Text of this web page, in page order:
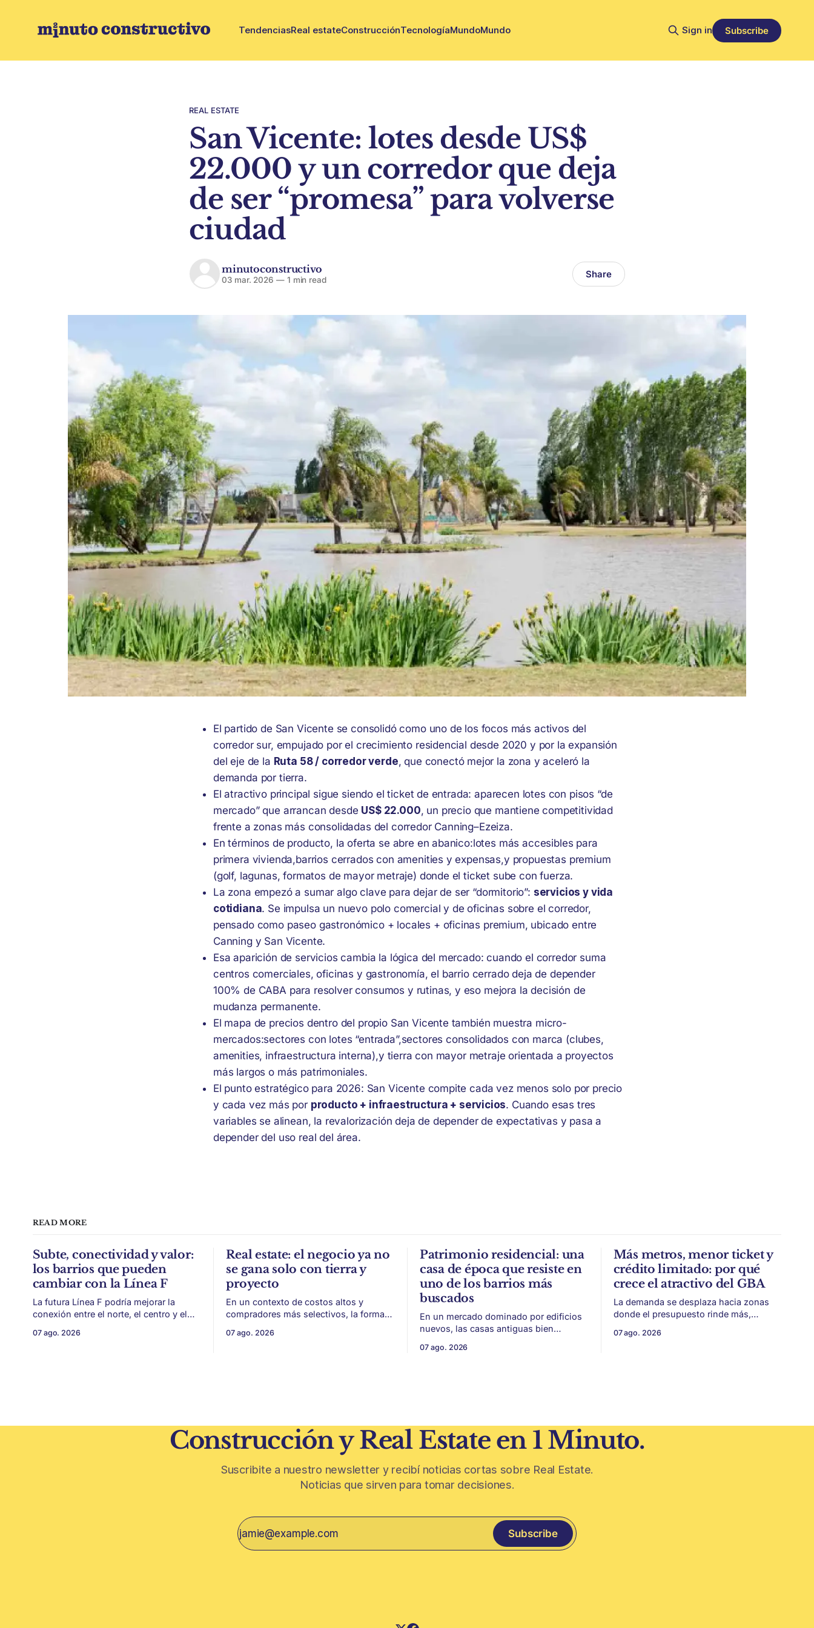
TendenciasReal estateConstrucciónTecnologíaMundoMundo Sign in Subscribe
REAL ESTATE
San Vicente: lotes desde US$
22.000 y un corredor que deja
de ser “promesa” para volverse
ciudad
minutoconstructivo
03 mar. 2026 —1 min read Share
El partido de San Vicente se consolidó como uno de los focos más activos del
corredor sur, empujado por el crecimiento residencial desde 2020 y por la expansión
del eje de la Ruta 58 / corredor verde, que conectó mejor la zona y aceleró la
demanda por tierra.
El atractivo principal sigue siendo el ticket de entrada: aparecen lotes con pisos “de
mercado” que arrancan desde US$ 22.000, un precio que mantiene competitividad
frente a zonas más consolidadas del corredor Canning–Ezeiza.
En términos de producto, la oferta se abre en abanico:lotes más accesibles para
primera vivienda,barrios cerrados con amenities y expensas,y propuestas premium
(golf, lagunas, formatos de mayor metraje) donde el ticket sube con fuerza.
La zona empezó a sumar algo clave para dejar de ser “dormitorio”: servicios y vida
cotidiana. Se impulsa un nuevo polo comercial y de oficinas sobre el corredor,
pensado como paseo gastronómico + locales + oficinas premium, ubicado entre
Canning y San Vicente.
Esa aparición de servicios cambia la lógica del mercado: cuando el corredor suma
centros comerciales, oficinas y gastronomía, el barrio cerrado deja de depender
100% de CABA para resolver consumos y rutinas, y eso mejora la decisión de
mudanza permanente.
El mapa de precios dentro del propio San Vicente también muestra micro-
mercados:sectores con lotes “entrada”,sectores consolidados con marca (clubes,
amenities, infraestructura interna),y tierra con mayor metraje orientada a proyectos
más largos o más patrimoniales.
El punto estratégico para 2026: San Vicente compite cada vez menos solo por precio
y cada vez más por producto + infraestructura + servicios. Cuando esas tres
variables se alinean, la revalorización deja de depender de expectativas y pasa a
depender del uso real del área.
READ MORE
Subte, conectividad y valor:
los barrios que pueden
cambiar con la Línea F
La futura Línea F podría mejorar la
conexión entre el norte, el centro y el
zonas con menor acceso histórico al
07 ago. 2026
Real estate: el negocio ya no
se gana solo con tierra y
proyecto
En un contexto de costos altos y
compradores más selectivos, la forma
desarrollo puede ser tan importante
07 ago. 2026
Patrimonio residencial: una
casa de época que resiste en
uno de los barrios más
buscados
En un mercado dominado por edificios
nuevos, las casas antiguas bien
escala y detalles difíciles de replicar.
07 ago. 2026
Más metros, menor ticket y
crédito limitado: por qué
crece el atractivo del GBA
La demanda se desplaza hacia zonas
donde el presupuesto rinde más,
en CABA y menor acceso al crédito
07 ago. 2026
Construcción y Real Estate en 1 Minuto.
Suscribite a nuestro newsletter y recibí noticias cortas sobre Real Estate.
Noticias que sirven para tomar decisiones.
Subscribe